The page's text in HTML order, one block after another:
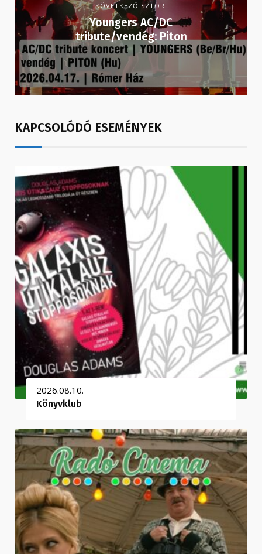
KÖVETKEZŐ SZTORI
Youngers AC/DC
tribute/vendég: Piton
KAPCSOLÓDÓ ESEMÉNYEK
2026.08.10.
Könyvklub